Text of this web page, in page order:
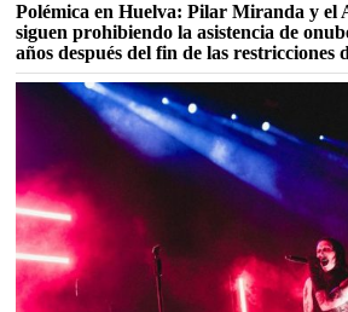
Polémica en Huelva: Pilar Miranda y el
siguen prohibiendo la asistencia de
años después del fin de las restricciones